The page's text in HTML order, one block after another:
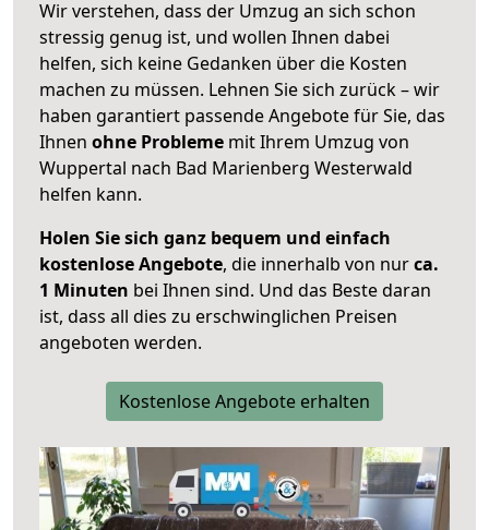
Wir verstehen, dass der Umzug an sich schon
stressig genug ist, und wollen Ihnen dabei
helfen, sich keine Gedanken über die Kosten
machen zu müssen. Lehnen Sie sich zurück – wir
haben garantiert passende Angebote für Sie, das
Ihnen ohne Probleme mit Ihrem Umzug von
Wuppertal nach Bad Marienberg Westerwald
helfen kann.
Holen Sie sich ganz bequem und einfach
kostenlose Angebote, die innerhalb von nurca.
1 Minuten bei Ihnen sind. Und das Beste daran
ist, dass all dies zu erschwinglichen Preisen
angeboten werden.
Kostenlose Angebote erhalten